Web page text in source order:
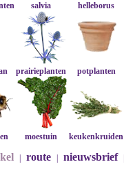
salvia helleborus
prairieplanten potplanten
moestuin keukenkruiden
route nieuwsbrief